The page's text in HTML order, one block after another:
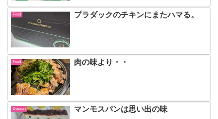
Food プラダックのチキンにまたハマる。
Food 肉の味より・・
Dessert マンモスパンは思い出の味